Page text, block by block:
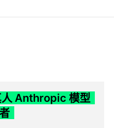
Anthropic 模型